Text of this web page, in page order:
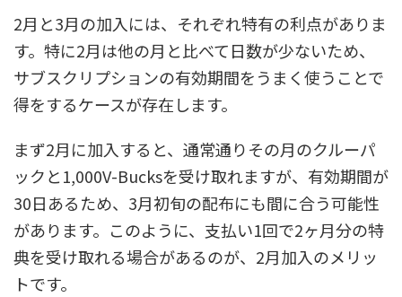
2月と3月の加入には、それぞれ特有の利点がありま
す。特に2月は他の月と比べて日数が少ないため、
サブスクリプションの有効期間をうまく使うことで
得をするケースが存在します。
まず2月に加入すると、通常通りその月のクルーパ
ックと1,000V-Bucksを受け取れますが、有効期間が
30日あるため、3月初旬の配布にも間に合う可能性
があります。このように、支払い1回で2ヶ月分の特
典を受け取れる場合があるのが、2月加入のメリッ
トです。